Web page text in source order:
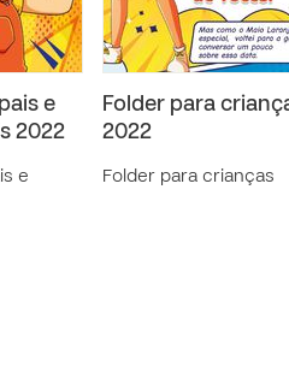
e
2022
e
Folder para
2022
Folder para crianças